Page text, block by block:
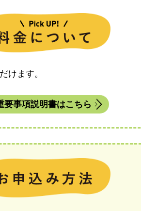
けます。
要事項説明書はこちら